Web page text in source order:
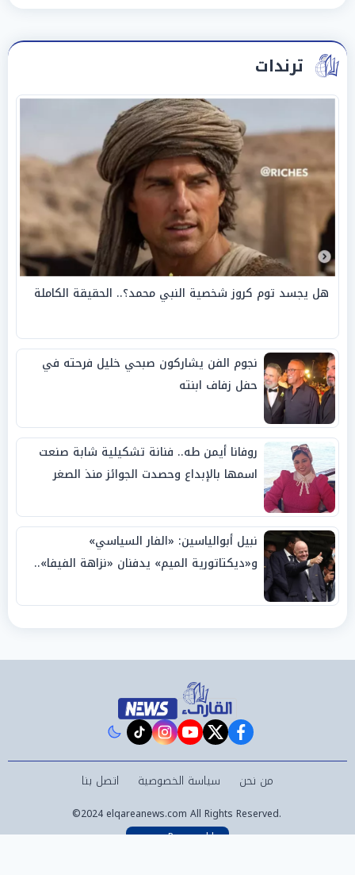
ترندات
هل يجسد توم كروز شخصية النبي محمد؟.. الحقيقة الكاملة
نجوم الفن يشاركون صبحي خليل فرحته في
حفل زفاف ابنته
روفانا أيمن طه.. فنانة تشكيلية شابة صنعت
اسمها بالإبداع وحصدت الجوائز منذ الصغر
نبيل أبوالياسين: «الفار السياسي»
و«ديكتاتورية الميم» يدفنان «نزاهة الفيفا»..
facebook
twitter
youtube
instagram
tiktok
من نحن سياسة الخصوصية اتصل بنا
©2024 elqareanews.com All Rights Reserved.
Powered by